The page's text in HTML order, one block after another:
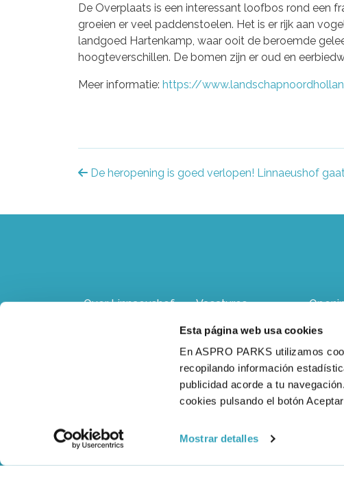
Esta página web usa cookies
En ASPRO PARKS utilizamos
recopilando información
publicidad acorde a tu
cookies pulsando el botón
Mostrar detalles
De Overplaats is een interessant loofbos rond een
groeien er veel paddenstoelen. Het is er rijk aan
landgoed Hartenkamp, waar ooit de beroemde
hoogteverschillen. De bomen zijn er oud en
Meer informatie: https://
Bericht
De heropening is goed verlopen! Linnaeushof
Over Linnaeushof Vacatures
Contact
Veel gestelde
vragen